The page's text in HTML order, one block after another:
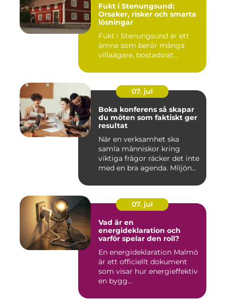
Fukt i Stenungsund:
Orsaker, risker och smarta
lösningar
Fukt i Stenungsund är ett
ämne som berör många
villaägare, bostadsrät...
07. jul
Boka konferens så skapar
du möten som faktiskt ger
resultat
När en verksamhet ska
samla människor kring
viktiga frågor räcker det inte
med en bra agenda. Miljön...
07. jul
Vad är en
energideklaration och
varför spelar den roll?
En energideklaration Malmö
är ett officiellt dokument
som visar hur energieffektiv
en bygg...